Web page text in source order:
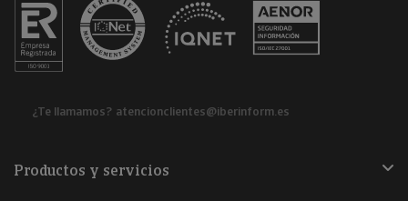
¿Te llamamos? atencionclientes@iberinform.es
Productos y servicios